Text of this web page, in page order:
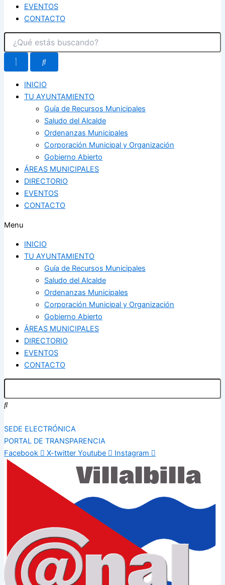
EVENTOS
CONTACTO
INICIO
TU AYUNTAMIENTO
Guía de Recursos Municipales
Saludo del Alcalde
Ordenanzas Municipales
Corporación Municipal y Organización
Gobierno Abierto
ÁREAS MUNICIPALES
DIRECTORIO
EVENTOS
CONTACTO
Menu
INICIO
TU AYUNTAMIENTO
Guía de Recursos Municipales
Saludo del Alcalde
Ordenanzas Municipales
Corporación Municipal y Organización
Gobierno Abierto
ÁREAS MUNICIPALES
DIRECTORIO
EVENTOS
CONTACTO
SEDE ELECTRÓNICA
PORTAL DE TRANSPARENCIA
Facebook
X-twitter Youtube Instagram